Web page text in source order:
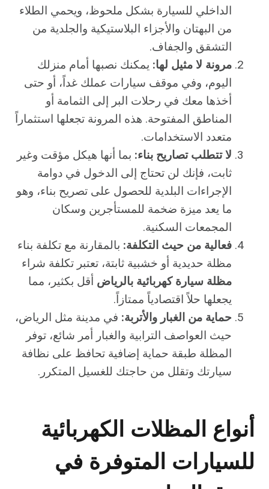
الداخلي للسيارة بشكل ملحوظ، ويحمي الطلاء
من البهتان والأجزاء البلاستيكية والجلدية من
التشقق والجفاف.
مرونة لا مثيل لها: يمكنك نصبها أمام منزلك
اليوم، وفي موقف سيارات عملك غداً، أو حتى
أخذها معك في رحلات البر إلى الثمامة أو
المناطق المفتوحة. هذه المرونة تجعلها استثماراً
متعدد الاستخدامات.
لا تتطلب تصاريح بناء: بما أنها هيكل مؤقت وغير
ثابت، فإنك لن تحتاج إلى الدخول في دوامة
الإجراءات البلدية للحصول على تصريح بناء، وهو
ما يعد ميزة ضخمة للمستأجرين وسكان
المجمعات السكنية.
فعالية من حيث التكلفة: بالمقارنة مع تكلفة بناء
مظلة حديدية أو خشبية ثابتة، تعتبر تكلفة شراء
مظلة سيارة كهربائية بالرياض أقل بكثير، مما
يجعلها حلاً اقتصادياً ممتازاً.
حماية من الغبار والأتربة: في مدينة مثل الرياض،
حيث العواصف الترابية والغبار أمر شائع، توفر
المظلة طبقة حماية إضافية تحافظ على نظافة
سيارتك وتقلل من حاجتك للغسيل المتكرر.
أنواع المظلات الكهربائية
للسيارات المتوفرة في